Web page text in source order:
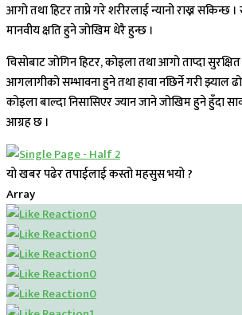
आगो तथा हिटर ताप्ने गरे शरीरलाई न्यानो राख्न सकिन्छ
मानवीय क्षति हुने जोखिम धेरै हुन्छ ।
चिसोबाट जोगिन हिटर, कोइला तथा आगो ताप्दा
आगलागीको सम्भावना हुने तथा हावा नछिर्ने गरी झ्याल
कोइला बाल्दा निसासिएर ज्यान जाने जोखिम हुने हुँदा
आग्रह छ ।
यो खबर पढेर तपाईलाई कस्तो महसुस भयो ?
Array
0
0
0
0
0